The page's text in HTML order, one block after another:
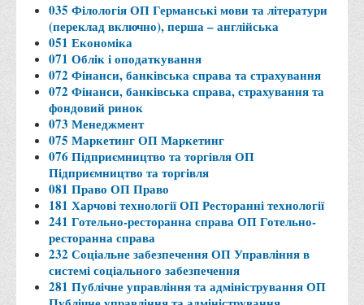
Smart Electronic Learning
Репозиторій
Структура
Адміністрація
Факультети
Обліково-фінансовий
Торгівлі, маркетингу та сфери обслуговування
Економіки, менеджменту та права
Кафедри
Маркетингу та реклами
Товарознавства, експертизи та торговельного
035 Філологія ОП Германські мови та літератури
(переклад включно), перша – англійська
051 Економіка
071 Облік і оподаткування
072 Фінанси, банківська справа та страхування
072 Фінанси, банківська справа, страхування та
фондовий ринок
073 Менеджмент
075 Маркетинг ОП Маркетинг
076 Підприємництво та торгівля ОП
Підприємництво та торгівля
081 Право ОП Право
181 Харчові технології ОП Ресторанні технології
241 Готельно-ресторанна справа ОП Готельно-
ресторанна справа
232 Соціальне забезпечення ОП Управління в
системі соціального забезпечення
281 Публічне управління та адміністрування ОП